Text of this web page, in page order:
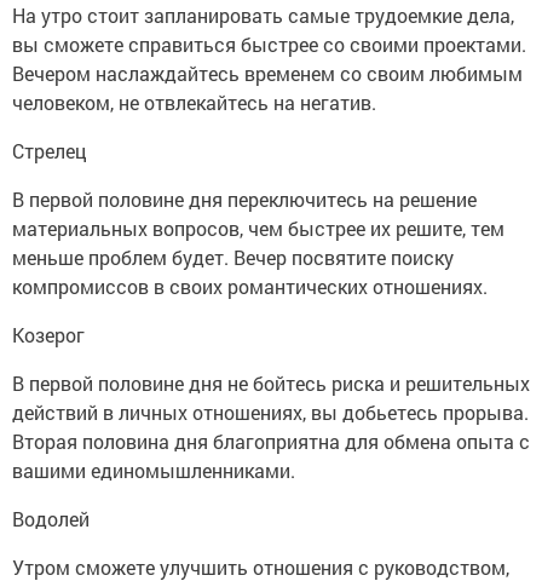
На утро стоит запланировать самые трудоемкие дела,
вы сможете справиться быстрее со своими проектами.
Вечером наслаждайтесь временем со своим любимым
человеком, не отвлекайтесь на негатив.
Стрелец
В первой половине дня переключитесь на решение
материальных вопросов, чем быстрее их решите, тем
меньше проблем будет. Вечер посвятите поиску
компромиссов в своих романтических отношениях.
Козерог
В первой половине дня не бойтесь риска и решительных
действий в личных отношениях, вы добьетесь прорыва.
Вторая половина дня благоприятна для обмена опыта с
вашими единомышленниками.
Водолей
Утром сможете улучшить отношения с руководством,